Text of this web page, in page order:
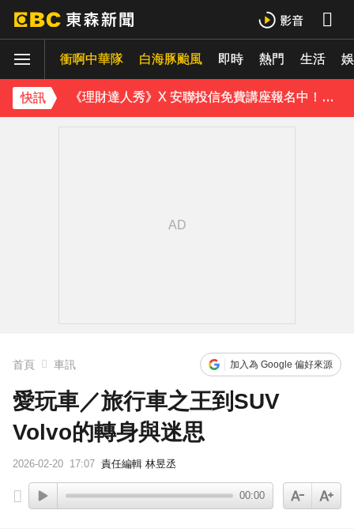
衝啊中華隊 白海豚颱風 即時 熱門 生活
快訊
下載東森App，隨時掌握天下大小事！
《理財達人秀》X 安聯投信免費講座報名中！搶先卡位 2027
首頁 車訊 加入為 Google 偏好來源
愛玩車／旅行車之王到SUV
Volvo的轉身與迷思
2026-02-20 17:07 責任編輯 林昱丞
00:00